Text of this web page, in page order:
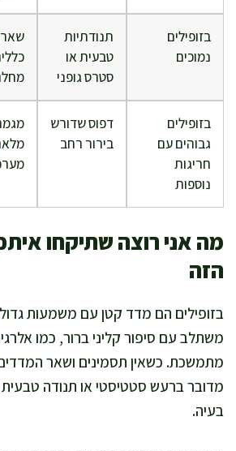
בזופילים
נמוכים
תנודתיות
טבעית או
סטרס גופני
בזופילים
גבוהים עם
חריגות
נוספות
דפוס שדורש
בירור רחב
מה אני רוצה שתיקחו
הזה
בזופילים הם מדד קטן עם משמעות
משתלב עם סיפור קליני ברור, כמו
מתמשכת. כשאין תסמינים ושאר
מדובר ברעש סטטיסטי או תנודה
בעיה.